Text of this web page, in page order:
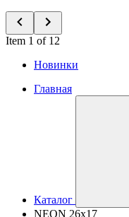
Item 1 of 12
Новинки
Главная
Каталог
NEON 26x17